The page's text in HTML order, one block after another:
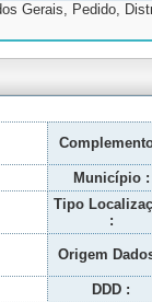
Gerais, Pedido,
Município :
Tipo
:
Origem
DDD :